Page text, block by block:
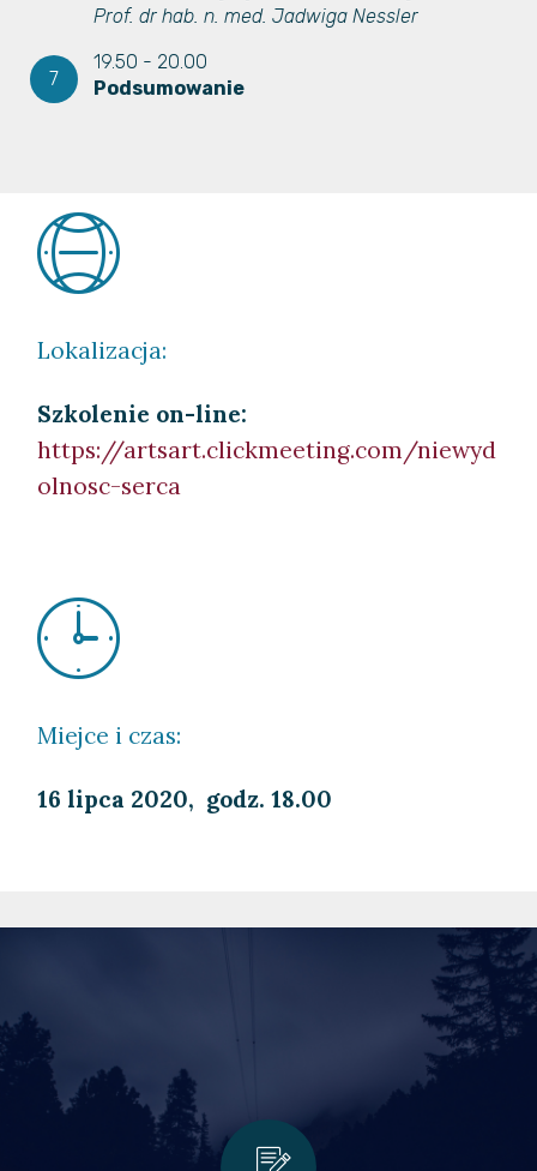
Prof. dr hab. n. med. Jadwiga Nessler
19.50 - 20.00
Podsumowanie
Lokalizacja:
Szkolenie on-line:
https://artsart.clickmeeting.com/niewyd
olnosc-serca
Miejce i czas:
16 lipca 2020, godz. 18.00